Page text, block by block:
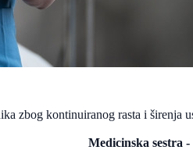
zbog kontinuiranog rasta i širenja
Medicinska sestra